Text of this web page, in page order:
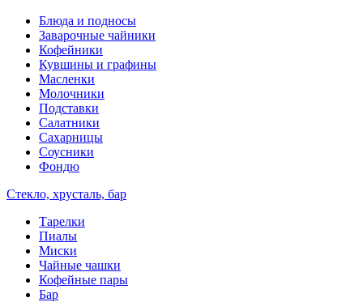
Блюда и подносы
Заварочные чайники
Кофейники
Кувшины и графины
Масленки
Молочники
Подставки
Салатники
Сахарницы
Соусники
Фондю
Стекло, хрусталь, бар
Тарелки
Пиалы
Миски
Чайные чашки
Кофейные пары
Бар